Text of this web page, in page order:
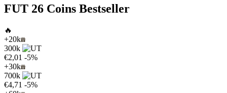
FUT 26 Coins Bestseller
🔥
+20k
300k
€2,01 -5%
+30k
700k
€4,71 -5%